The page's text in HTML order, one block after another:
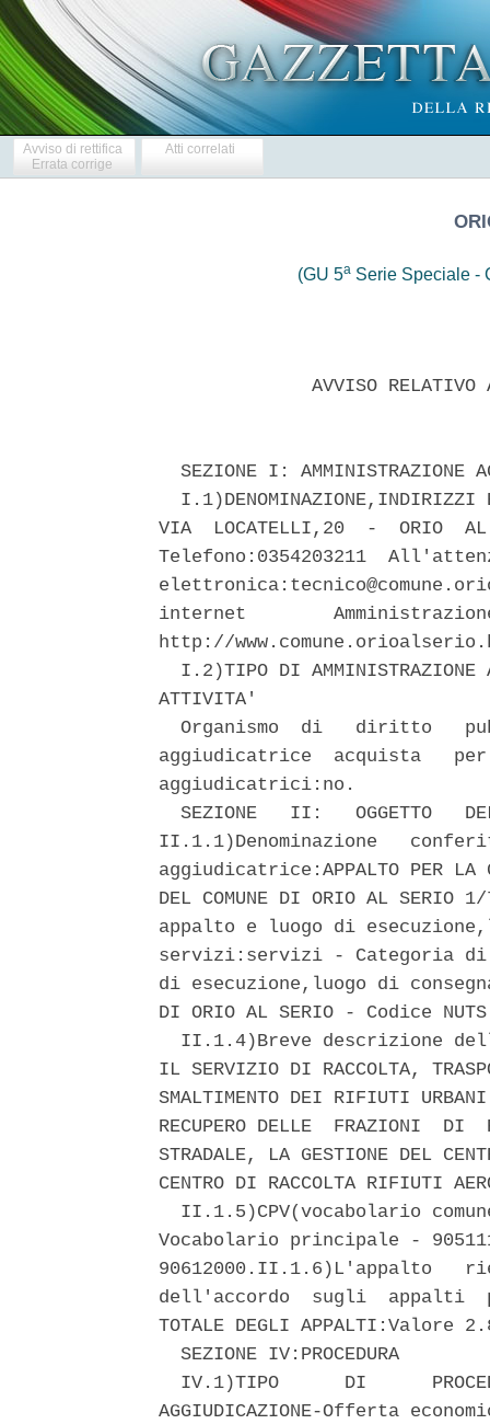
Avviso di rettifica
Errata corrige
Atti correlati
(GU 5a Serie Speciale -
AVVISO
SEZIONE I: AMMINISTRAZIONE
I.1)DENOMINAZIONE,INDIRIZZI
VIA  LOCATELLI,20  -
Telefono:0354203211
internet
http://
I.2)TIPO DI AMMINISTRAZIONE
ATTIVITA'
Organismo  di   diritto
aggiudicatrice  acquista
aggiudicatrici:no.
SEZIONE   II:   OGGETTO
II.1.1)Denominazione
aggiudicatrice:APPALTO PER LA
DEL COMUNE DI ORIO AL
appalto e luogo di
servizi:servizi - Categoria
di esecuzione,luogo di
DI ORIO AL SERIO - Codice
II.1.4)Breve descrizione
IL SERVIZIO DI RACCOLTA,
SMALTIMENTO DEI RIFIUTI
RECUPERO DELLE  FRAZIONI  DI
STRADALE, LA GESTIONE DEL
CENTRO DI RACCOLTA RIFIUTI
II.1.5)CPV(vocabolario
Vocabolario principale -
90612000.II.1.6)L'appalto
dell'accordo  sugli  appalti
TOTALE DEGLI
  SEZIONE IV:PROCEDURA
IV.1)TIPO      DI
AGGIUDICAZIONE-Offerta